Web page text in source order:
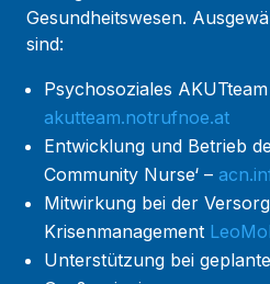
Gesundheitswesen.
sind:
Psychosoziales
akutteam.notrufnoe.at
Entwicklung und Betrieb
Community Nurse‘ –
Mitwirkung bei der
Krisenmanagement
Unterstützung bei